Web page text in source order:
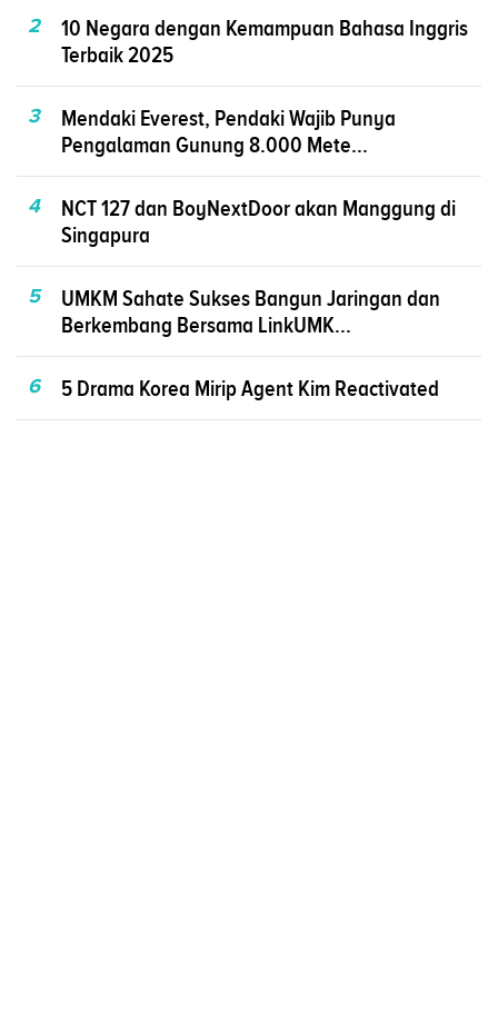
2
10 Negara dengan Kemampuan Bahasa Inggris
Terbaik 2025
3
Mendaki Everest, Pendaki Wajib Punya
Pengalaman Gunung 8.000 Mete...
4
NCT 127 dan BoyNextDoor akan Manggung di
Singapura
5
UMKM Sahate Sukses Bangun Jaringan dan
Berkembang Bersama LinkUMK...
6 5 Drama Korea Mirip Agent Kim Reactivated